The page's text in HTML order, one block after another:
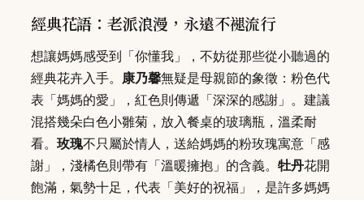
經典花語：老派浪漫，永遠不褪流行
想讓媽媽感受到「你懂我」，不妨從那些從小聽過的
經典花卉入手。 康乃馨無疑是母親節的象徵：粉色代
表「媽媽的愛」，紅色則傳遞「深深的感謝」。建議
混搭幾朵白色小雛菊，放入餐桌的玻璃瓶，溫柔耐
看。 玫瑰不只屬於情人，送給媽媽的粉玫瑰寓意「感
謝」，淺橘色則帶有「溫暖擁抱」的含義。 牡丹花開
飽滿，氣勢十足，代表「美好的祝福」，是許多媽媽